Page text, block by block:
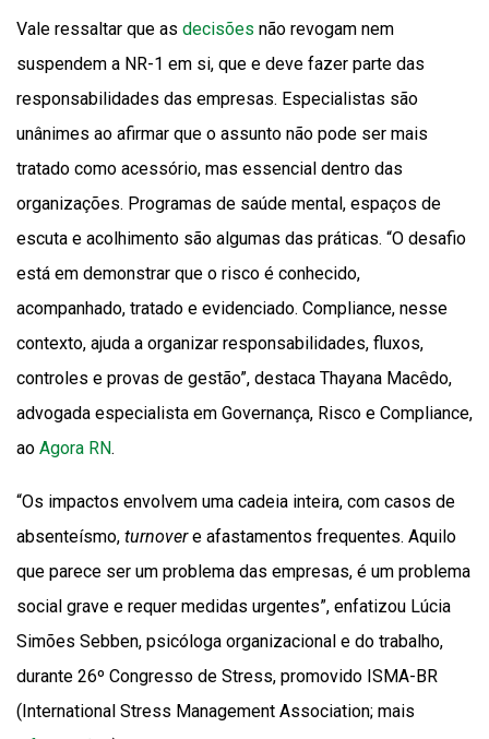
Vale ressaltar que as decisões não revogam nem
suspendem a NR-1 em si, que e deve fazer parte das
responsabilidades das empresas. Especialistas são
unânimes ao afirmar que o assunto não pode ser mais
tratado como acessório, mas essencial dentro das
organizações. Programas de saúde mental, espaços de
escuta e acolhimento são algumas das práticas. “O desafio
está em demonstrar que o risco é conhecido,
acompanhado, tratado e evidenciado. Compliance, nesse
contexto, ajuda a organizar responsabilidades, fluxos,
controles e provas de gestão”, destaca Thayana Macêdo,
advogada especialista em Governança, Risco e Compliance,
ao Agora RN.
“Os impactos envolvem uma cadeia inteira, com casos de
absenteísmo, turnovere afastamentos frequentes. Aquilo
que parece ser um problema das empresas, é um problema
social grave e requer medidas urgentes”, enfatizou Lúcia
Simões Sebben, psicóloga organizacional e do trabalho,
durante 26º Congresso de Stress, promovido ISMA-BR
(International Stress Management Association; mais